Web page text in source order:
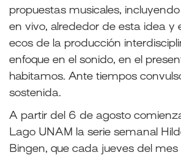
propuestas musicales,
en vivo, alrededor de esta idea y
ecos de la producción
enfoque en el sonido, en el
habitamos. Ante tiempos
sostenida.
A partir del 6 de agosto
Lago UNAM la serie semanal
Bingen, que cada jueves del